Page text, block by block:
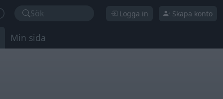
Sök Logga in Skapa konto
Min sida